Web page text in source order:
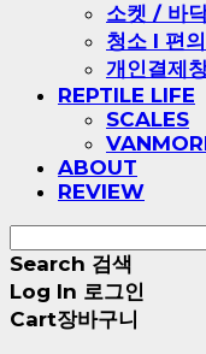
소켓 / 바
청소 l 편
개인결제
REPTILE LIFE
SCALES
ABOUT
REVIEW
Search 검색
Log In 로그인
Cart장바구니